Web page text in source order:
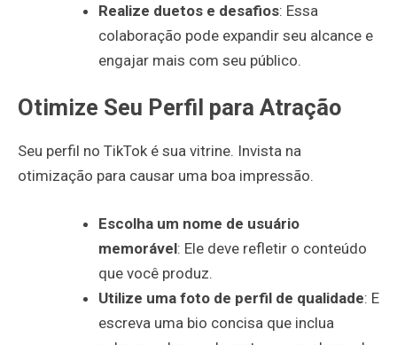
Realize duetos e desafios: Essa
colaboração pode expandir seu alcance e
engajar mais com seu público.
Otimize Seu Perfil para Atração
Seu perfil no TikTok é sua vitrine. Invista na
otimização para causar uma boa impressão.
Escolha um nome de usuário
memorável: Ele deve refletir o conteúdo
que você produz.
Utilize uma foto de perfil de qualidade: E
escreva uma bio concisa que inclua